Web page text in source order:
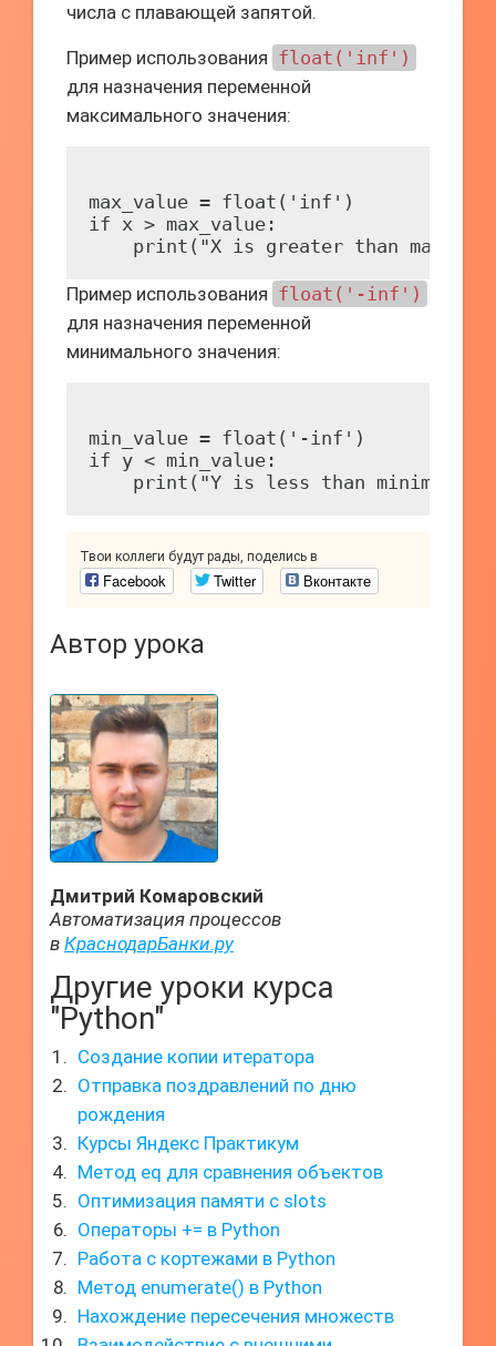
числа с плавающей запятой.
Пример использования float('inf')
для назначения переменной
максимального значения:
max_value = float('inf')
if x > max_value:
Пример использования float('-inf')
для назначения переменной
минимального значения:
min_value = float('-inf')
if y < min_value:
Твои коллеги будут рады, поделись в
Facebook Twitter Вконтакте
Автор урока
Дмитрий Комаровский
Автоматизация процессов
в КраснодарБанки.ру
Другие уроки курса
"Python"
Создание копии итератора
Отправка поздравлений по дню
рождения
Курсы Яндекс Практикум
Метод eq для сравнения объектов
Оптимизация памяти с slots
Операторы += в Python
Работа с кортежами в Python
Метод enumerate() в Python
Нахождение пересечения множеств